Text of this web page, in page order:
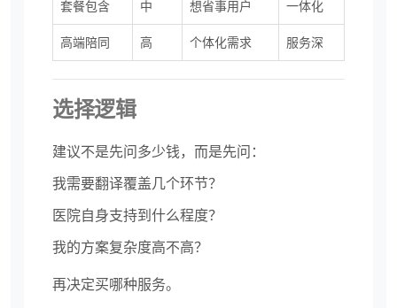
套餐包含 中 想省事用户 一体化
高端陪同 高 个体化需求 服务深
选择逻辑
建议不是先问多少钱，而是先问：
我需要翻译覆盖几个环节？
医院自身支持到什么程度？
我的方案复杂度高不高？
再决定买哪种服务。